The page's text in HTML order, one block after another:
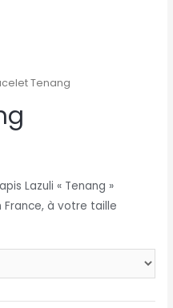
Tenang
Lazuli « Tenang »
à votre taille